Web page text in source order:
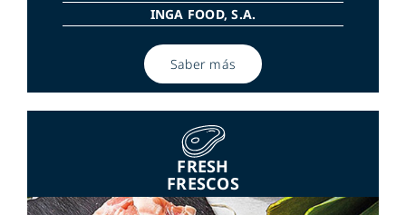
INGA FOOD, S.A.
Saber más
FRESH
FRESCOS